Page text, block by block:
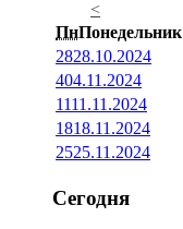
<
ПнПонедельник
2828.10.2024
404.11.2024
1111.11.2024
1818.11.2024
2525.11.2024
Сегодня